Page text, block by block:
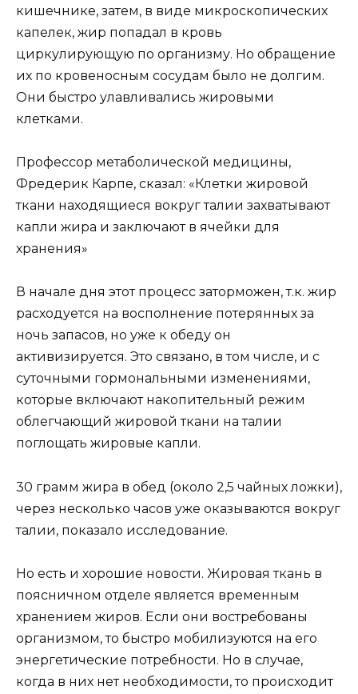
кишечнике, затем, в виде микроскопических
капелек, жир попадал в кровь
циркулирующую по организму. Но обращение
их по кровеносным сосудам было не долгим.
Они быстро улавливались жировыми
клетками.
Профессор метаболической медицины,
Фредерик Карпе, сказал: «Клетки жировой
ткани находящиеся вокруг талии захватывают
капли жира и заключают в ячейки для
хранения»
В начале дня этот процесс заторможен, т.к. жир
расходуется на восполнение потерянных за
ночь запасов, но уже к обеду он
активизируется. Это связано, в том числе, и с
суточными гормональными изменениями,
которые включают накопительный режим
облегчающий жировой ткани на талии
поглощать жировые капли.
30 грамм жира в обед (около 2,5 чайных ложки),
через несколько часов уже оказываются вокруг
талии, показало исследование.
Но есть и хорошие новости. Жировая ткань в
поясничном отделе является временным
хранением жиров. Если они востребованы
организмом, то быстро мобилизуются на его
энергетические потребности. Но в случае,
когда в них нет необходимости, то происходит